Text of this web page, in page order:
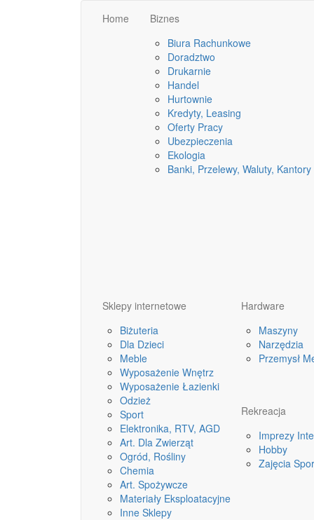
Home
Biznes
Biura Rachunkowe
Doradztwo
Drukarnie
Handel
Hurtownie
Kredyty, Leasing
Oferty Pracy
Ubezpieczenia
Ekologia
Banki, Przelewy, Waluty, Kantory
Sklepy internetowe
Biżuteria
Dla Dzieci
Meble
Wyposażenie Wnętrz
Wyposażenie Łazienki
Odzież
Sport
Elektronika, RTV, AGD
Art. Dla Zwierząt
Ogród, Rośliny
Chemia
Art. Spożywcze
Materiały Eksploatacyjne
Inne Sklepy
Hardware
Maszyny
Narzędzia
Przemysł
Rekreacja
Imprezy
Hobby
Zajęcia